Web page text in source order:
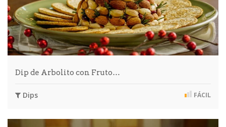
Dip de Arbolito con Fruto…
Dips FÁCIL